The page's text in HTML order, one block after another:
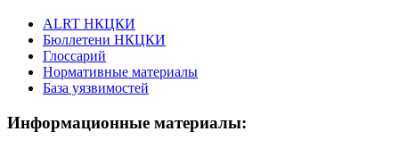
ALRT НКЦКИ
Бюллетени НКЦКИ
Глоссарий
Нормативные материалы
База уязвимостей
Информационные материалы: